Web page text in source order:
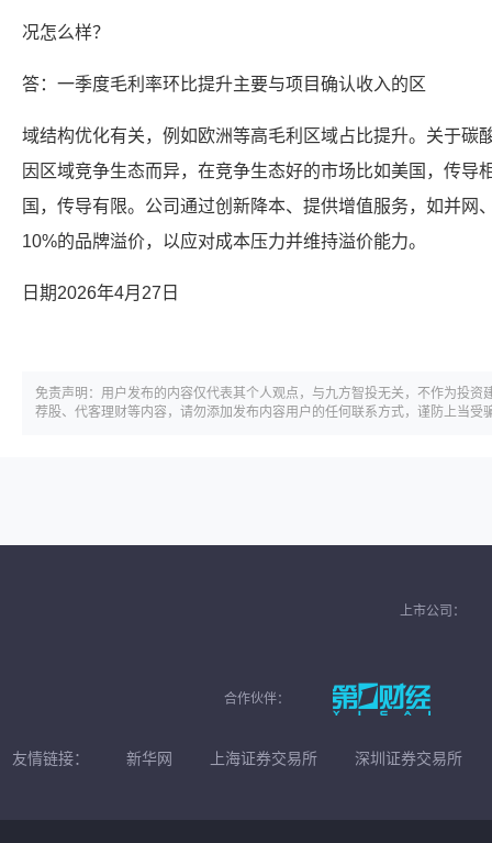
况怎么样？
答：一季度毛利率环比提升主要与项目确认收入的区
域结构优化有关，例如欧洲等高毛利区域占比提升。关于碳
因区域竞争生态而异，在竞争生态好的市场比如美国，传导
国，传导有限。公司通过创新降本、提供增值服务，如并网
10%的品牌溢价，以应对成本压力并维持溢价能力。
日期2026年4月27日
免责声明：用户发布的内容仅代表其个人观点，与九方智投无关，不作为投
荐股、代客理财等内容，请勿添加发布内容用户的任何联系方式，谨防上当受
上市公司：
合作伙伴：
友情链接： 新华网 上海证券交易所 深圳证券交易所